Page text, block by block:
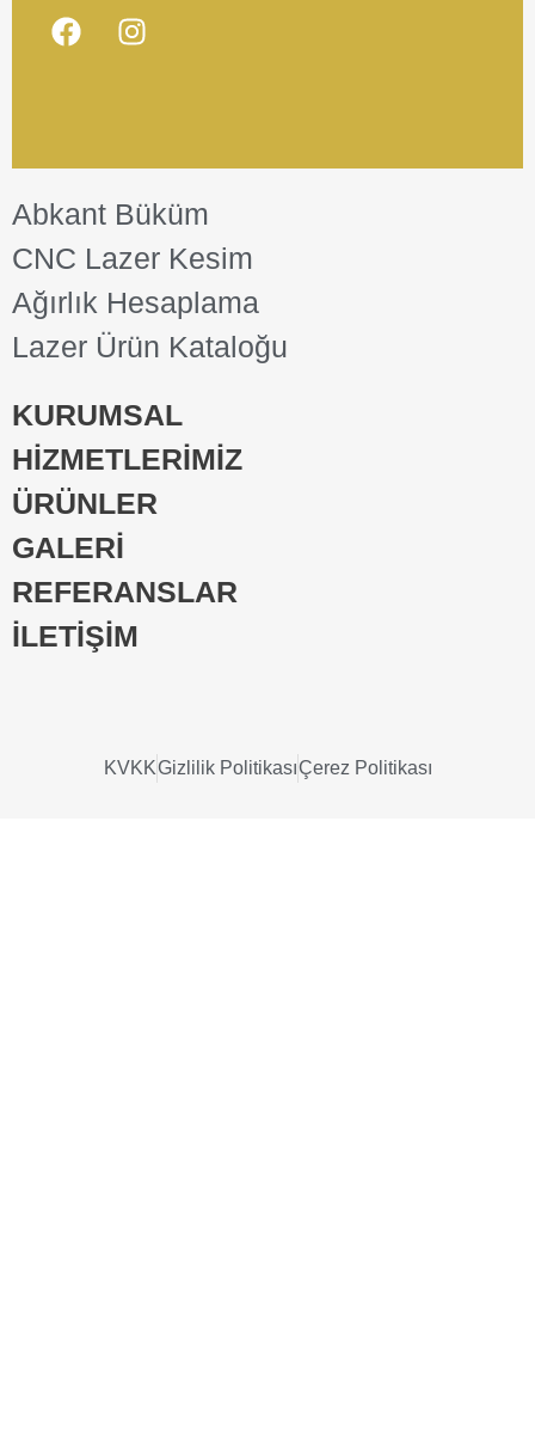
Abkant Büküm
CNC Lazer Kesim
Ağırlık Hesaplama
Lazer Ürün Kataloğu
KURUMSAL
HİZMETLERİMİZ
ÜRÜNLER
GALERİ
REFERANSLAR
İLETİŞİM
KVKKGizlilik PolitikasıÇerez Politikası